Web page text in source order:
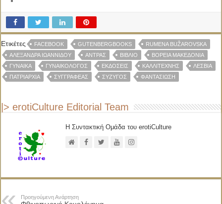
Ετικέτες FACEBOOK GUTENBERGBOOKS
RUMENA BUŽAROVSKA
ΑΛΕΞΆΝΔΡΑ ΙΩΑΝΝΊΔΟΥ
ΆΝΤΡΑΣ ΒΙΒΛΊΟ
ΒΌΡΕΙΑ ΜΑΚΕΔΟΝΊΑ
ΓΥΝΑΊΚΑ
ΓΥΝΑΙΚΟΛΌΓΟΣ ΕΚΔΌΣΕΙΣ ΚΑΛΛΙΤΈΧΝΗΣ
ΛΕΣΒΊΑ
ΠΑΤΡΙΑΡΧΊΑ
ΣΥΓΓΡΑΦΈΑΣ ΣΎΖΥΓΟΣ ΦΑΝΤΑΣΊΩΣΗ
|> erotiCulture Editorial Team
Η Συντακτική Ομάδα του erotiCulture
Προηγούμενη Ανάρτηση